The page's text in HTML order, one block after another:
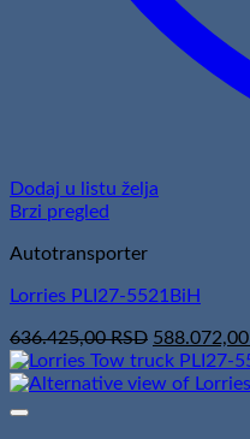
Dodaj u listu želja
Brzi pregled
Autotransporter
Lorries PLI27-5521BiH
636.425,00RSD Original
price
was:
588.072,00